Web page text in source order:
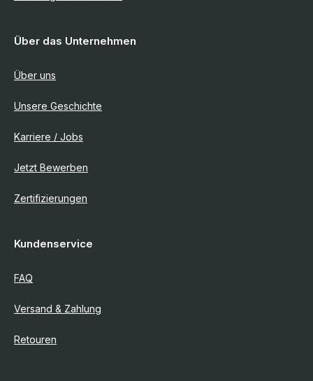
Über das Unternehmen
Über uns
Unsere Geschichte
Karriere / Jobs
Jetzt Bewerben
Zertifizierungen
Kundenservice
FAQ
Versand & Zahlung
Retouren